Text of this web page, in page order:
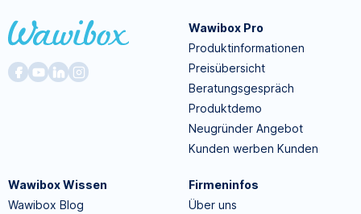
Wawibox Pro
Produktinformationen
Preisübersicht
Beratungsgespräch
Produktdemo
Neugründer Angebot
Kunden werben Kunden
Wawibox Wissen
Wawibox Blog
Firmeninfos
Über uns